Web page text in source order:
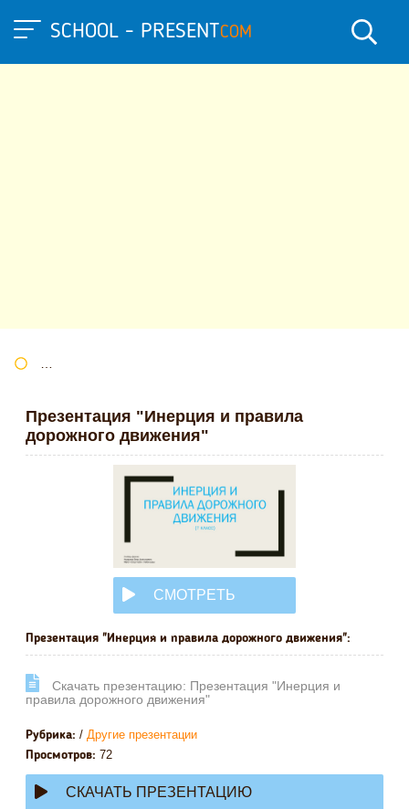
SCHOOL - PRESENTCOM
Презентация "Инерция и правила
дорожного движения"
СМОТРЕТЬ
Презентация "Инерция и правила дорожного движения":
Cкачать презентацию: Презентация "Инерция и
правила дорожного движения"
Рубрика: / Другие презентации
Просмотров: 72
СКАЧАТЬ ПРЕЗЕНТАЦИЮ